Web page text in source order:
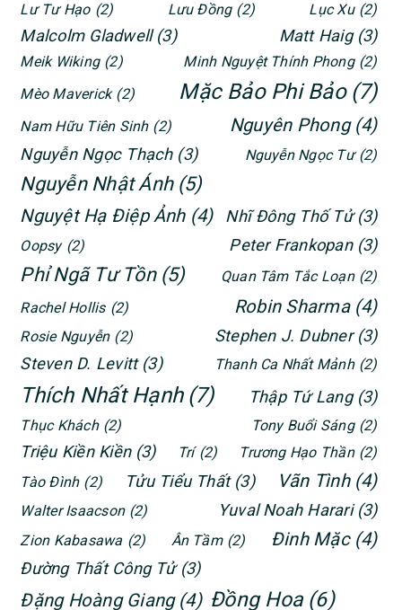
Lư Tư Hạo (2) Lưu Đồng (2) Lục Xu (2)
Malcolm Gladwell (3) Matt Haig (3)
Meik Wiking (2) Minh Nguyệt Thính Phong (2)
Mèo Maverick (2) Mặc Bảo Phi Bảo (7)
Nam Hữu Tiên Sinh (2) Nguyên Phong (4)
Nguyễn Ngọc Thạch (3) Nguyễn Ngọc Tư (2)
Nguyễn Nhật Ánh (5)
Nguyệt Hạ Điệp Ảnh (4) Nhĩ Đông Thố Tử (3)
Oopsy (2) Peter Frankopan (3)
Phỉ Ngã Tư Tồn (5) Quan Tâm Tắc Loạn (2)
Rachel Hollis (2) Robin Sharma (4)
Rosie Nguyễn (2) Stephen J. Dubner (3)
Steven D. Levitt (3) Thanh Ca Nhất Mảnh (2)
Thích Nhất Hạnh (7) Thập Tứ Lang (3)
Thục Khách (2) Tony Buổi Sáng (2)
Triệu Kiền Kiền (3) Trí (2) Trương Hạo Thần (2)
Tào Đình (2) Tửu Tiểu Thất (3) Vãn Tình (4)
Walter Isaacson (2) Yuval Noah Harari (3)
Zion Kabasawa (2) Ân Tầm (2) Đinh Mặc (4)
Đường Thất Công Tử (3)
Đặng Hoàng Giang (4) Đồng Hoa (6)